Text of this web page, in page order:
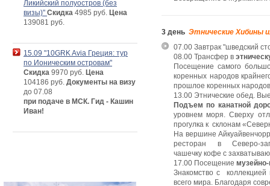
3 день Этнические Хибины
07.00 Завтрак "шведский
08.00 Трансфер в
Посещение самого
коренных народов
прошлое коренных
13.00 Этнические обед.
Подъем по канатной
уровнем моря. Сверху
прогулка к склонам
На вершине
ресторан в Северо-
чашечку кофе с
17.00 Посещение
Знакомство с коллекцией
всего мира. Благодаря
Ликийский полуостров (без
визы)" Скидка 4985 руб. Цена
139081 руб.
15.09 "10GRK Avia Греция: тур
по Ионическим островам"
Скидка 9970 руб. Цена
104186 руб. Документы на визу
до 07.08
при подаче в МСК. Гид - Кашин
Иван!